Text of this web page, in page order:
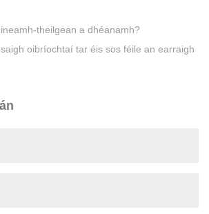
theilgean a dhéanamh?
oibríochtaí tar éis sos féile an earraigh